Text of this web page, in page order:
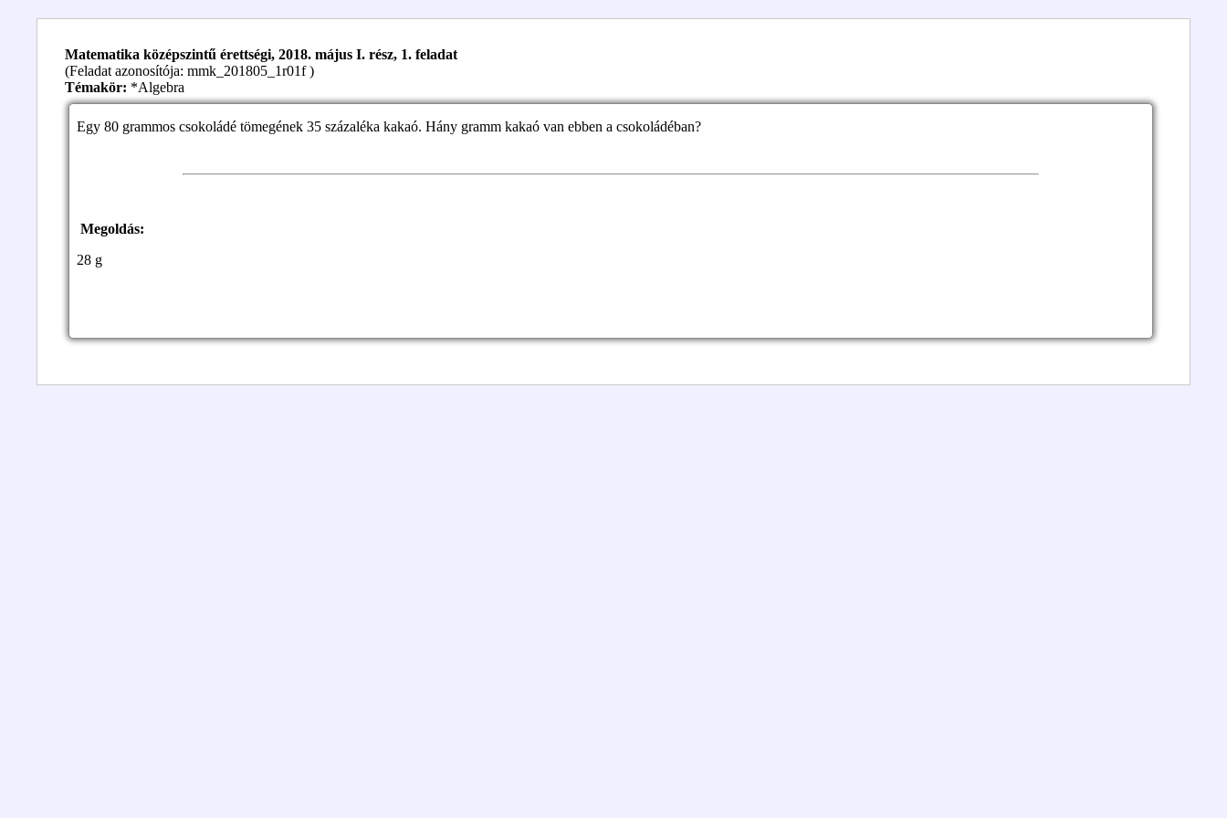
Matematika középszintű érettségi, 2018. május I. rész, 1. feladat
(Feladat azonosítója: mmk_201805_1r01f )
Témakör: *Algebra
Egy 80 grammos csokoládé tömegének 35 százaléka kakaó. Hány gramm kakaó van ebben a csokoládéban?
Megoldás:
28 g